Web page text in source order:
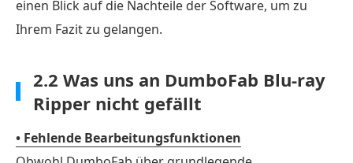
einen Blick auf die Nachteile der Software, um zu
Ihrem Fazit zu gelangen.
2.2 Was uns an DumboFab Blu-ray
Ripper nicht gefällt
• Fehlende Bearbeitungsfunktionen